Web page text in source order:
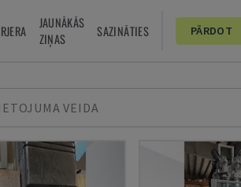
JAUNĀKĀS
ZIŅAS
SAZINĀTIES PĀRDOT
VEIDA